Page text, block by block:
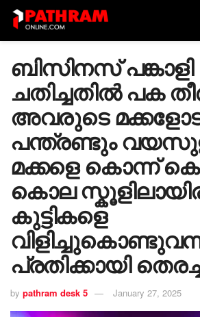
ബിസിനസ് പങ്കാളി
ചതിച്ചതിൽ പക
അവരുടെ
പന്ത്രണ്ടും
മക്കളെ കൊന്ന്
കൊല
കുട്ടികളെ
പ്രതിക്കായി
by pathram desk 5 January 27, 2025